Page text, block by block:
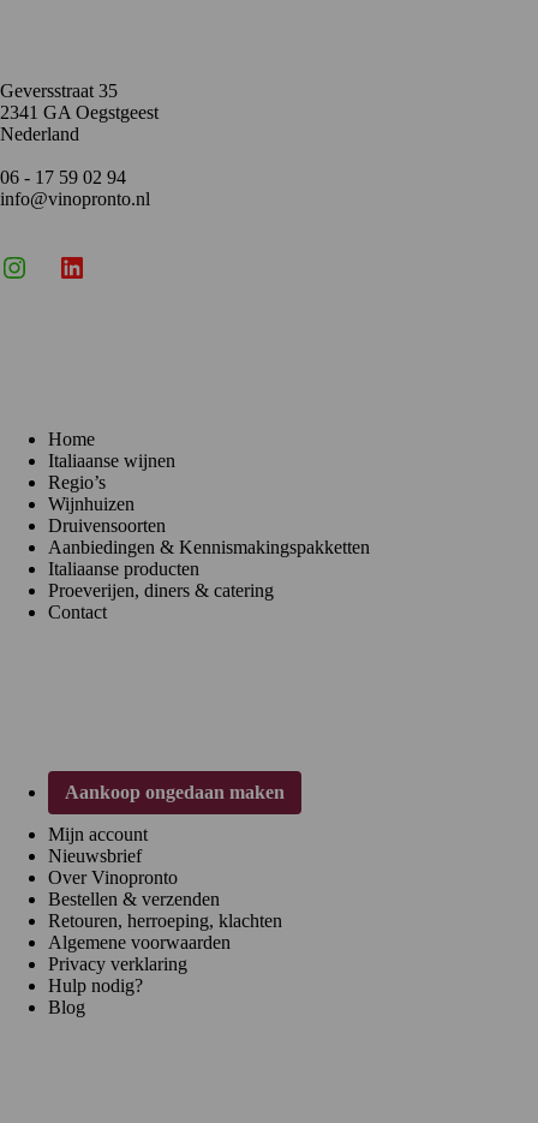
Geversstraat 35
2341 GA Oegstgeest
Nederland
06 - 17 59 02 94
info@vinopronto.nl
InstagramLinkedIn
Home
Italiaanse wijnen
Regio’s
Wijnhuizen
Druivensoorten
Aanbiedingen & Kennismakingspakketten
Italiaanse producten
Proeverijen, diners & catering
Contact
Aankoop ongedaan maken
Mijn account
Nieuwsbrief
Over Vinopronto
Bestellen & verzenden
Retouren, herroeping, klachten
Algemene voorwaarden
Privacy verklaring
Hulp nodig?
Blog